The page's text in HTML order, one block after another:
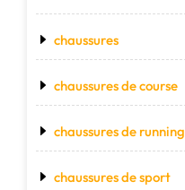
chaussures
chaussures de course
chaussures de running
chaussures de sport